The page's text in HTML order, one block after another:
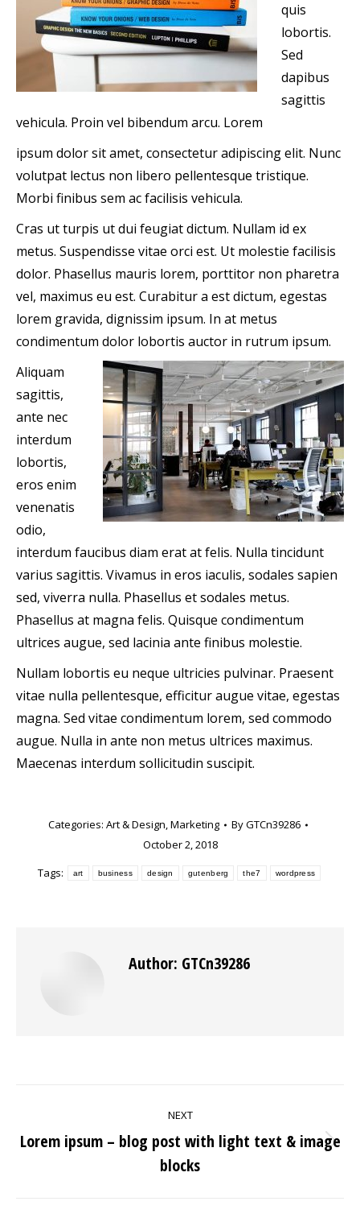
quis
lobortis.
Sed
dapibus
sagittis
vehicula. Proin vel bibendum arcu. Lorem
ipsum dolor sit amet, consectetur adipiscing elit. Nunc
volutpat lectus non libero pellentesque tristique.
Morbi finibus sem ac facilisis vehicula.
Cras ut turpis ut dui feugiat dictum. Nullam id ex
metus. Suspendisse vitae orci est. Ut molestie facilisis
dolor. Phasellus mauris lorem, porttitor non pharetra
vel, maximus eu est. Curabitur a est dictum, egestas
lorem gravida, dignissim ipsum. In at metus
condimentum dolor lobortis auctor in rutrum ipsum.
Aliquam
sagittis,
ante nec
interdum
lobortis,
eros enim
venenatis
odio,
interdum faucibus diam erat at felis. Nulla tincidunt
varius sagittis. Vivamus in eros iaculis, sodales sapien
sed, viverra nulla. Phasellus et sodales metus.
Phasellus at magna felis. Quisque condimentum
ultrices augue, sed lacinia ante finibus molestie.
Nullam lobortis eu neque ultricies pulvinar. Praesent
vitae nulla pellentesque, efficitur augue vitae, egestas
magna. Sed vitae condimentum lorem, sed commodo
augue. Nulla in ante non metus ultrices maximus.
Maecenas interdum sollicitudin suscipit.
Categories: Art & Design,Marketing ByGTCn39286
October 2, 2018
Tags:
art business design gutenberg the7 wordpress
Author: GTCn39286
NEXT
Next
post:
Lorem ipsum – blog post with light text & image
blocks